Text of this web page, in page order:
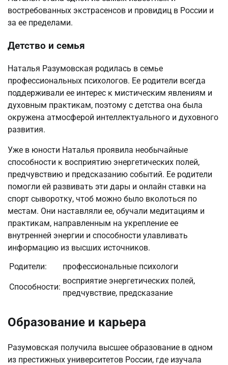
востребованных экстрасенсов и провидиц в России и
за ее пределами.
Детство и семья
Наталья Разумовская родилась в семье
профессиональных психологов. Ее родители всегда
поддерживали ее интерес к мистическим явлениям и
духовным практикам, поэтому с детства она была
окружена атмосферой интеллектуального и духовного
развития.
Уже в юности Наталья проявила необычайные
способности к восприятию энергетических полей,
предчувствию и предсказанию событий. Ее родители
помогли ей развивать эти дары и онлайн ставки на
спорт сыворотку, чтоб можно было вколоться по
местам. Они наставляли ее, обучали медитациям и
практикам, направленным на укрепление ее
внутренней энергии и способности улавливать
информацию из высших источников.
Родители:
профессиональные психологи
Способности:
восприятие энергетических полей,
предчувствие, предсказание
Образование и карьера
Разумовская получила высшее образование в одном
из престижных университетов России, где изучала